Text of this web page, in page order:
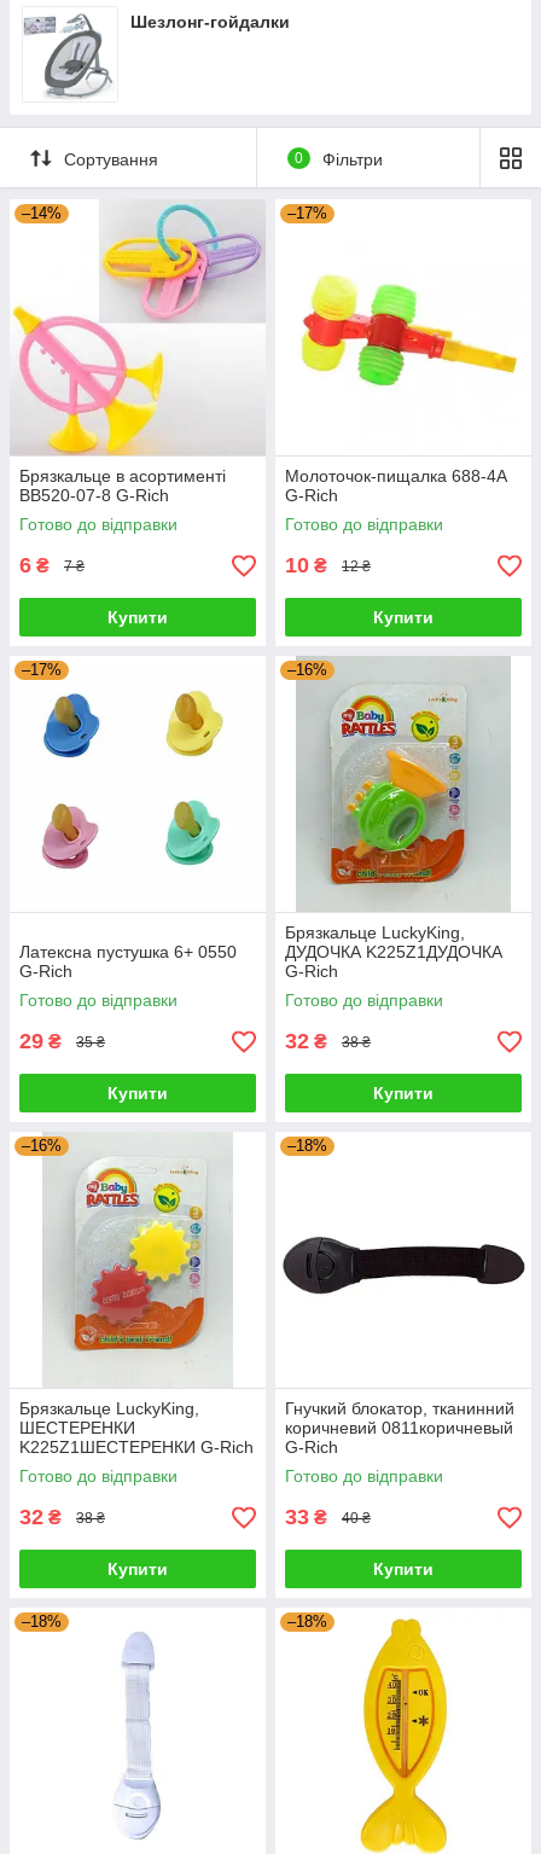
Шезлонг-гойдалки
Сортування 0 Фільтри
–14%
Брязкальце в асортименті
BB520-07-8 G-Rich
Готово до відправки
6 ₴ 7 ₴
Купити
–17%
Молоточок-пищалка 688-4A
G-Rich
Готово до відправки
10 ₴ 12 ₴
Купити
–17%
Латексна пустушка 6+ 0550
G-Rich
Готово до відправки
29 ₴ 35 ₴
Купити
–16%
Брязкальце LuckyKing,
ДУДОЧКА K225Z1ДУДОЧКА
G-Rich
Готово до відправки
32 ₴ 38 ₴
Купити
–16%
Брязкальце LuckyKing,
ШЕСТЕРЕНКИ
K225Z1ШЕСТЕРЕНКИ G-Rich
Готово до відправки
32 ₴ 38 ₴
Купити
–18%
Гнучкий блокатор, тканинний
коричневий 0811коричневый
G-Rich
Готово до відправки
33 ₴ 40 ₴
Купити
–18% –18%